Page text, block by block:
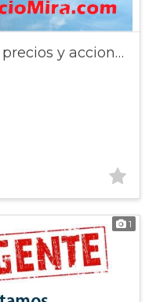
Dominion Energy stock, precios y acciones España
1